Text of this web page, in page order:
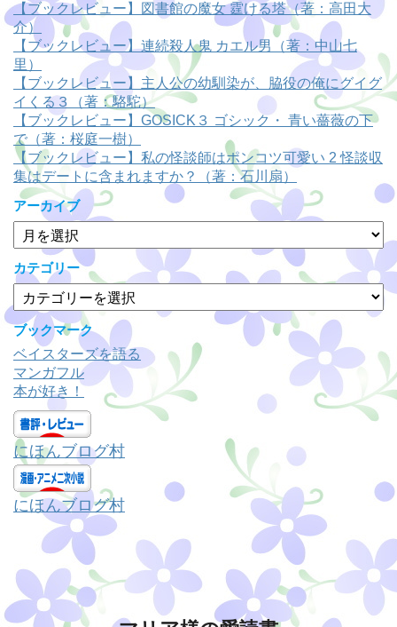
【ブックレビュー】図書館の魔女 霆ける塔（著：高田大
介）
【ブックレビュー】連続殺人鬼 カエル男（著：中山七
里）
【ブックレビュー】主人公の幼馴染が、脇役の俺にグイグ
イくる３（著：駱駝）
【ブックレビュー】GOSICK３ ゴシック・ 青い薔薇の下
で（著：桜庭一樹）
【ブックレビュー】私の怪談師はポンコツ可愛い 2 怪談収
集はデートに含まれますか？（著：石川扇）
アーカイブ
ア
ー
カ
イ
ブ
カテゴリー
テ
ゴ
リ
ー
ブックマーク
ベイスターズを語る
マンガフル
本が好き！
にほんブログ村
にほんブログ村